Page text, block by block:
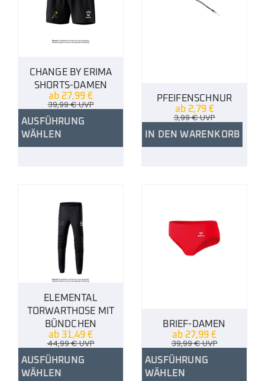
CHANGE BY ERIMA
SHORTS-DAMEN
ab 27,99 €
39,99€UVP
AUSFÜHRUNG
WÄHLEN
PFEIFENSCHNUR
ab 2,79 €
3,99€UVP
IN DEN WARENKORB
ELEMENTAL
TORWARTHOSE MIT
BÜNDCHEN
ab 31,49 €
44,99€UVP
AUSFÜHRUNG
WÄHLEN
BRIEF-DAMEN
ab 27,99 €
39,99€UVP
AUSFÜHRUNG
WÄHLEN